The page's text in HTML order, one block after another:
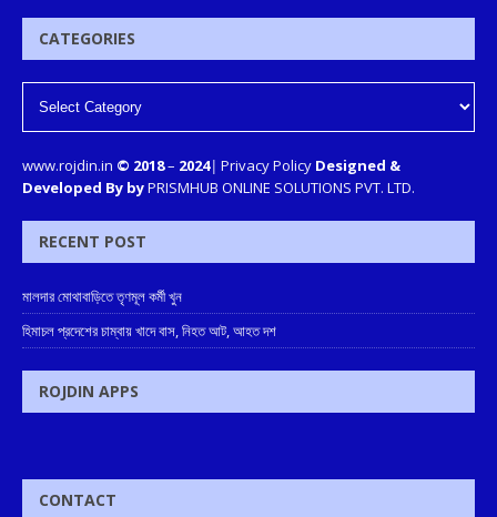
CATEGORIES
www.rojdin.in © 2018– 2024| Privacy Policy Designed &
Developed By byPRISMHUB ONLINE SOLUTIONS PVT. LTD.
RECENT POST
মালদার মোথাবাড়িতে তৃণমূল কর্মী খুন
হিমাচল প্রদেশের চাম্বায় খাদে বাস, নিহত আট, আহত দশ
ROJDIN APPS
CONTACT